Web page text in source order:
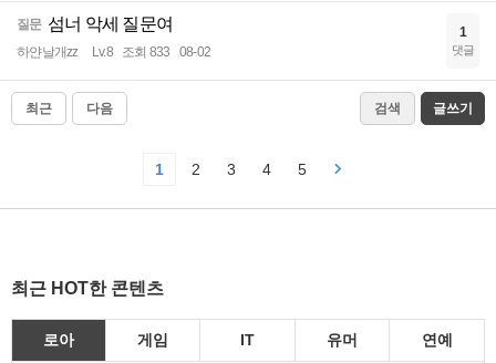
질문 섬너 악세 질문여
하얀날개zz Lv.8 조회 833 08-02
1
댓글
최근 다음 검색 글쓰기
1 2 3 4 5
최근 HOT한 콘텐츠
로아 게임 IT 유머 연예